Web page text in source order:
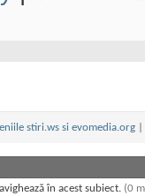
stiri.ws si evomedia.org|
în acest subiect. (0